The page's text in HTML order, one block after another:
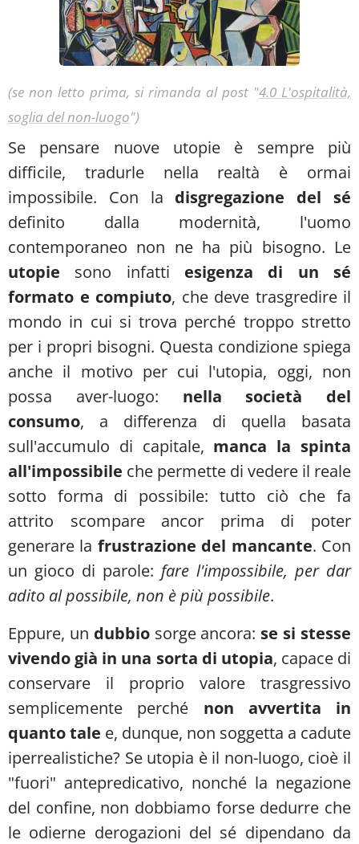
(se non letto prima, si rimanda al post "4.0 L'ospitalità,
soglia del non-luogo")
Se pensare nuove utopie è sempre più
difficile, tradurle nella realtà è ormai
impossibile. Con la disgregazione del sé
definito dalla modernità, l'uomo
contemporaneo non ne ha più bisogno. Le
utopie sono infatti esigenza di un sé
formato e compiuto, che deve trasgredire il
mondo in cui si trova perché troppo stretto
per i propri bisogni. Questa condizione spiega
anche il motivo per cui l'utopia, oggi, non
possa aver-luogo: nella società del
consumo, a differenza di quella basata
sull'accumulo di capitale, manca la spinta
all'impossibile che permette di vedere il reale
sotto forma di possibile: tutto ciò che fa
attrito scompare ancor prima di poter
generare la frustrazione del mancante. Con
un gioco di parole: fare l'impossibile, per dar
adito al possibile, non è più possibile.
Eppure, un dubbiosorge ancora: se si stesse
vivendo già in una sorta di utopia, capace di
conservare il proprio valore trasgressivo
semplicemente perché non avvertita in
quanto tale e, dunque, non soggetta a cadute
iperrealistiche? Se utopia è il non-luogo, cioè il
"fuori" antepredicativo, nonché la negazione
del confine, non dobbiamo forse dedurre che
le odierne derogazioni del sé dipendano da